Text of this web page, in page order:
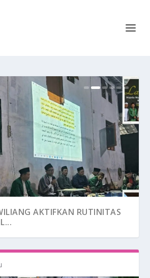
DAN NASRANI TIDAK
AKTIFKAN RUTINITAS